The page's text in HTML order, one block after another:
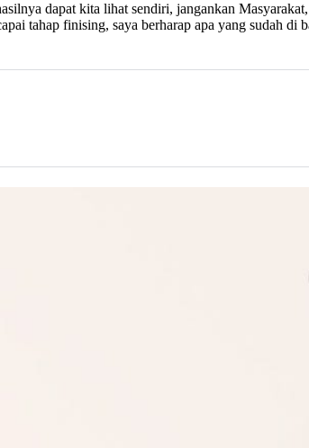
dapat kita lihat sendiri, jangankan
tahap finising, saya berharap apa yang sudah